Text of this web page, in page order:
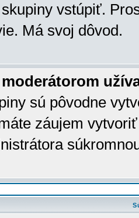
vstúpiť.
Má svoj dôvod.
sú pôvodne
záujem